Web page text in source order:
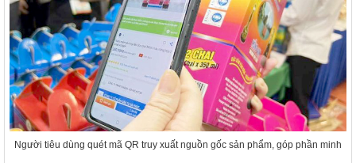
Người tiêu dùng quét mã QR truy xuất nguồn gốc sản phẩm, góp phần minh